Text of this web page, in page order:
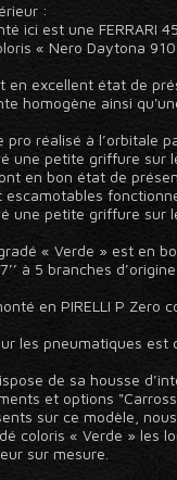
:
ici est une FERRARI
« Nero Daytona
en excellent état de
homogène ainsi
pro réalisé à l’orbitale
une petite griffure sur
en bon état de
escamotables
une petite griffure sur
« Verde » est en
à 5 branches
en PIRELLI P Zero
les pneumatiques est
de sa housse
et options
sur ce modèle,
coloris « Verde » les
sur mesure.